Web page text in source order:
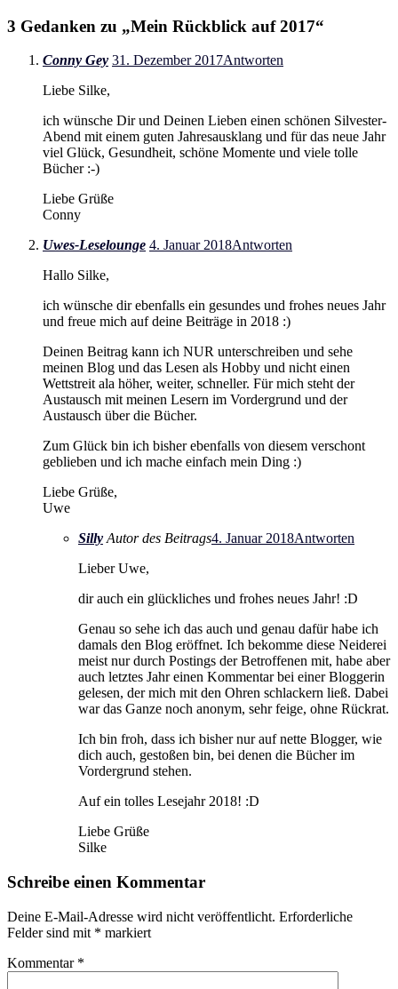
3 Gedanken zu „Mein Rückblick auf 2017“
Conny Gey 31. Dezember 2017Antworten
Liebe Silke,
ich wünsche Dir und Deinen Lieben einen schönen Silvester-
Abend mit einem guten Jahresausklang und für das neue Jahr
viel Glück, Gesundheit, schöne Momente und viele tolle
Bücher :-)
Liebe Grüße
Conny
Uwes-Leselounge 4. Januar 2018Antworten
Hallo Silke,
ich wünsche dir ebenfalls ein gesundes und frohes neues Jahr
und freue mich auf deine Beiträge in 2018 :)
Deinen Beitrag kann ich NUR unterschreiben und sehe
meinen Blog und das Lesen als Hobby und nicht einen
Wettstreit ala höher, weiter, schneller. Für mich steht der
Austausch mit meinen Lesern im Vordergrund und der
Austausch über die Bücher.
Zum Glück bin ich bisher ebenfalls von diesem verschont
geblieben und ich mache einfach mein Ding :)
Liebe Grüße,
Uwe
Silly Autor des Beitrags4. Januar 2018Antworten
Lieber Uwe,
dir auch ein glückliches und frohes neues Jahr! :D
Genau so sehe ich das auch und genau dafür habe ich
damals den Blog eröffnet. Ich bekomme diese Neiderei
meist nur durch Postings der Betroffenen mit, habe aber
auch letztes Jahr einen Kommentar bei einer Bloggerin
gelesen, der mich mit den Ohren schlackern ließ. Dabei
war das Ganze noch anonym, sehr feige, ohne Rückrat.
Ich bin froh, dass ich bisher nur auf nette Blogger, wie
dich auch, gestoßen bin, bei denen die Bücher im
Vordergrund stehen.
Auf ein tolles Lesejahr 2018! :D
Liebe Grüße
Silke
Schreibe einen Kommentar
Deine E-Mail-Adresse wird nicht veröffentlicht. Erforderliche
Felder sind mit * markiert
Kommentar *